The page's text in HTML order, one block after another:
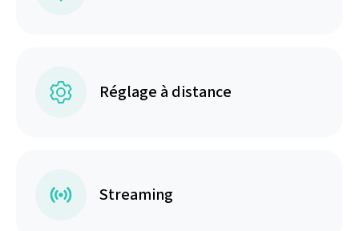
Réglage à distance
Streaming